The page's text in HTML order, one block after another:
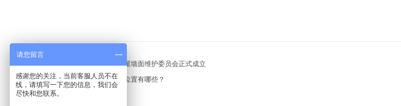
上一篇：北京钢结构协会金属屋墙面维护委员会正式成立
下一篇：彩钢屋面容易漏水的位置有哪些？
请您留言
感谢您的关注，当前客服人员不在
线，请填写一下您的信息，我们会
尽快和您联系。